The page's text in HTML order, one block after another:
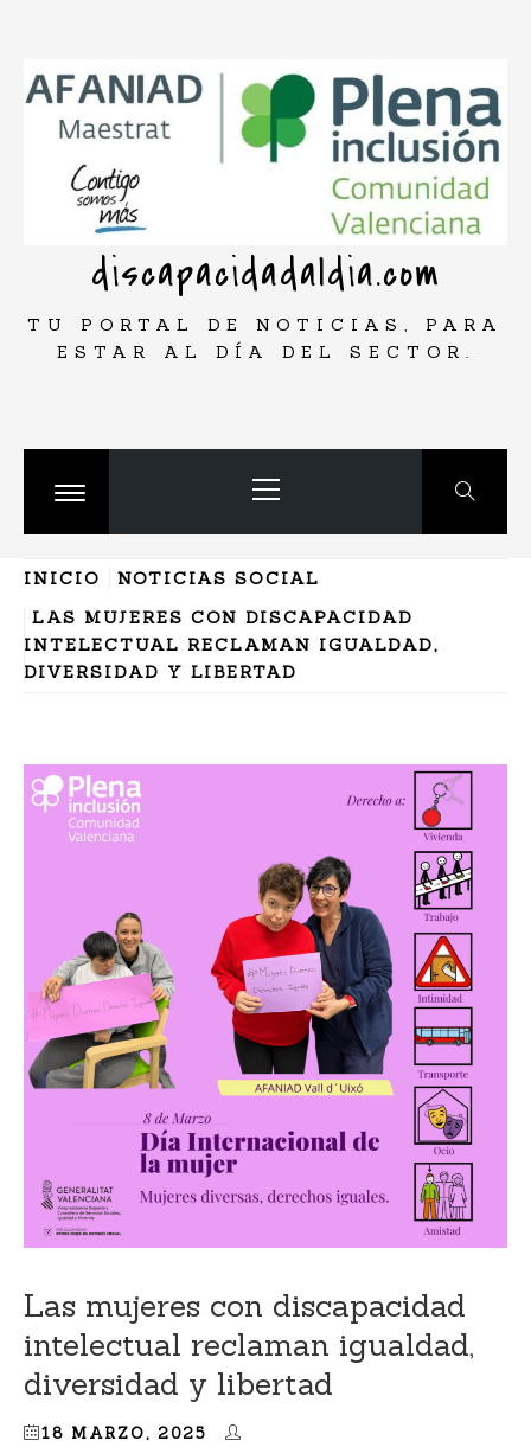
contenido
discapacidadaldia.com
TU PORTAL DE NOTICIAS, PARA
ESTAR AL DÍA DEL SECTOR.
Cambiar
principal
INICIO
NOTICIAS SOCIAL
LAS MUJERES CON DISCAPACIDAD
INTELECTUAL RECLAMAN IGUALDAD,
DIVERSIDAD Y LIBERTAD
Las mujeres con discapacidad
intelectual reclaman igualdad,
diversidad y libertad
18 MARZO, 2025